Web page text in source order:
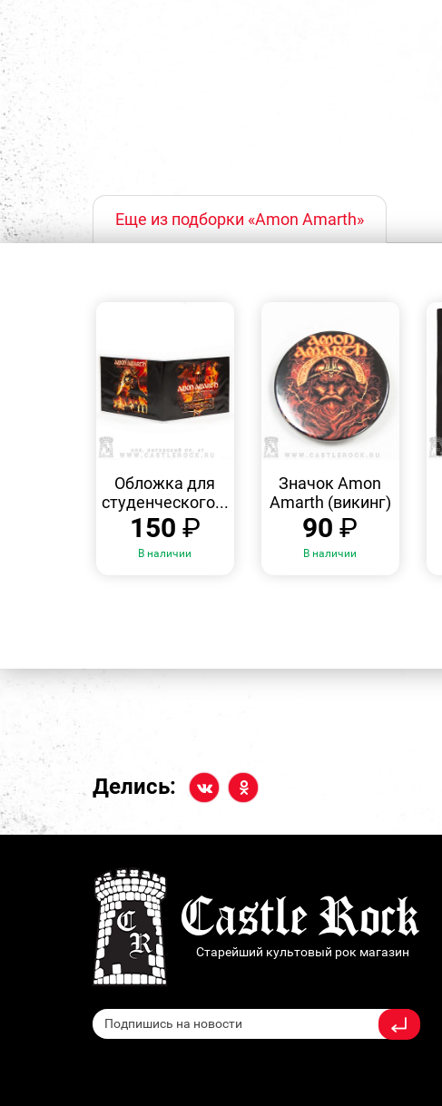
Еще из подборки «Amon Amarth»
Обложка для
студенческого...
150 ₽
В наличии
ПРОСМОТР
Значок Amon
Amarth (викинг)
90₽
В наличии
Делись:
Старейший культовый рок магазин